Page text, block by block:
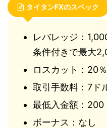
タイタンFXのスペック
レバレッジ：
条件付きで最大
ロスカット：20％
取引手数料：7ド
最低入金額：200
ボーナス：なし